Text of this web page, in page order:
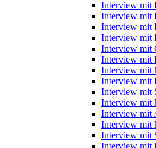
Interview mit
Interview mit
Interview mit
Interview mit
Interview mit
Interview mit
Interview mit
Interview mit
Interview mit
Interview mit
Interview mit
Interview mit
Interview mit
Interview mit